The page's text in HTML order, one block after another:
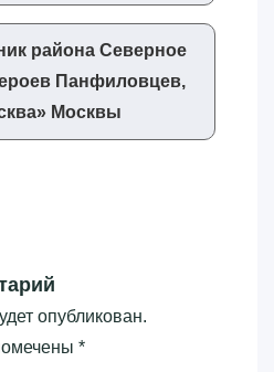
района Северное
Панфиловцев,
Москвы
опубликован.
*